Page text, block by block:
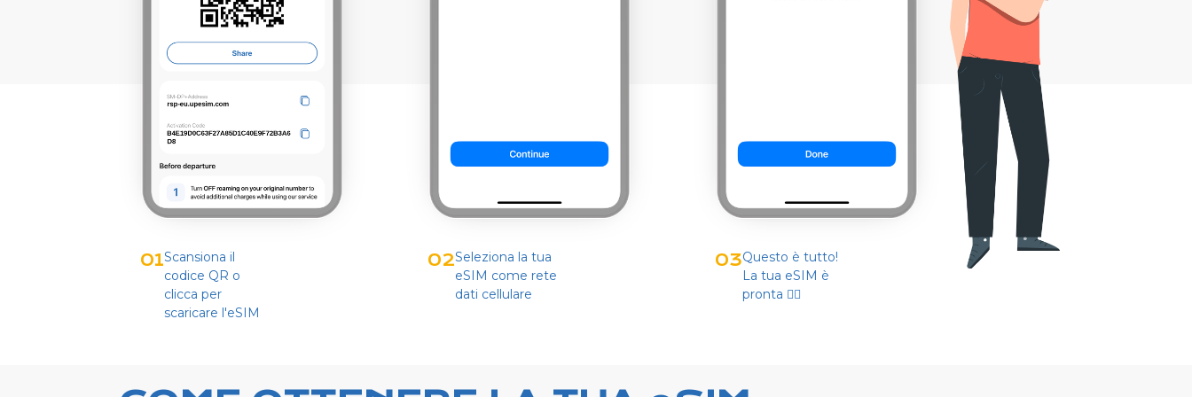
01Scansiona il
codice QR o
clicca per
scaricare l'eSIM
02Seleziona la tua
eSIM come rete
dati cellulare
03Questo è tutto!
La tua eSIM è
pronta 👌🏻